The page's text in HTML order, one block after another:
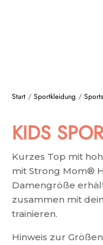
Start / Sportkleidung /
KIDS
Kurzes Top mit
mit Strong Mom®
Damengröße
zusammen mit
trainieren.
Hinweis zur